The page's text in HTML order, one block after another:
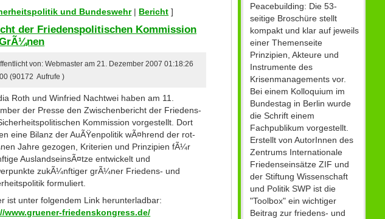
und Bundeswehr| Bericht ]
der Friedenspolitischen Kommission
von: Webmaster am 21. Dezember 2007 01:18:26
(90172 Aufrufe )
Roth und Winfried Nachtwei haben am 11.
der Presse den Zwischenbericht der Friedens-
Kommission vorgestellt. Dort
eine Bilanz der AuÃŸenpolitik wÃ¤hrend der rot-
Jahre gezogen, Kriterien und Prinzipien fÃ¼r
AuslandseinsÃ¤tze entwickelt und
zukÃ¼nftiger grÃ¼ner Friedens- und
formuliert.
ist unter folgendem Link herunterladbar:
www.gruener-friedenskongress.de/
Peacebuilding: Die 53-
seitige Broschüre stellt
kompakt und klar auf jeweils
einer Themenseite
Prinzipien, Akteure und
Instrumente des
Krisenmanagements vor.
Bei einem Kolloquium im
Bundestag in Berlin wurde
die Schrift einem
Fachpublikum vorgestellt.
Erstellt von AutorInnen des
Zentrums Internationale
Friedenseinsätze ZIF und
der Stiftung Wissenschaft
und Politik SWP ist die
"Toolbox" ein wichtiger
Beitrag zur friedens- und